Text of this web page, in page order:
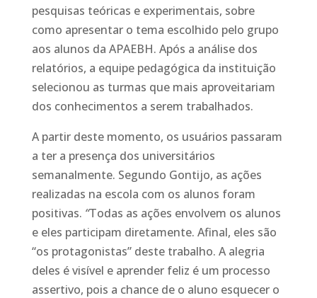
pesquisas teóricas e experimentais, sobre
como apresentar o tema escolhido pelo grupo
aos alunos da APAEBH. Após a análise dos
relatórios, a equipe pedagógica da instituição
selecionou as turmas que mais aproveitariam
dos conhecimentos a serem trabalhados.
A partir deste momento, os usuários passaram
a ter a presença dos universitários
semanalmente. Segundo Gontijo, as ações
realizadas na escola com os alunos foram
positivas. “Todas as ações envolvem os alunos
e eles participam diretamente. Afinal, eles são
“os protagonistas” deste trabalho. A alegria
deles é visível e aprender feliz é um processo
assertivo, pois a chance de o aluno esquecer o